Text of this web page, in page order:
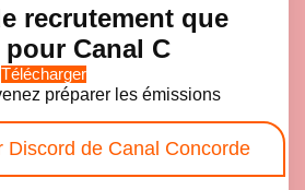
cookies and load this content
recrutement que
pour Canal C
Télécharger
préparer les émissions
Discord de Canal Concorde